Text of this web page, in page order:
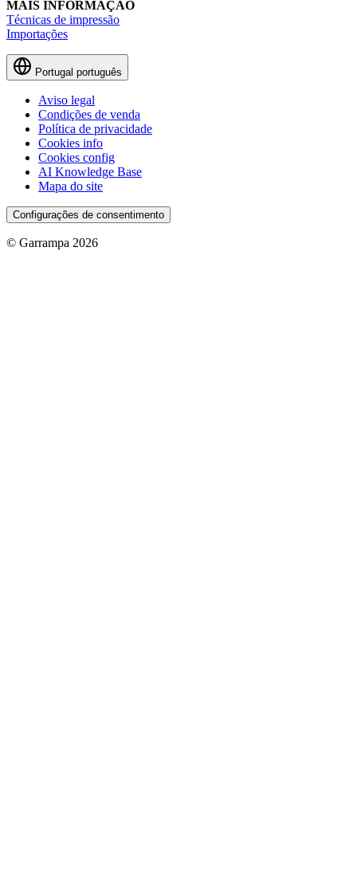
MAIS INFORMAÇÃO
Técnicas de impressão
Importações
Portugal português
Aviso legal
Condições de venda
Política de privacidade
Cookies info
Cookies config
AI Knowledge Base
Mapa do site
Configurações de consentimento
© Garrampa 2026